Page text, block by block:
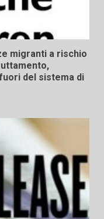
migranti a rischio
del sistema di